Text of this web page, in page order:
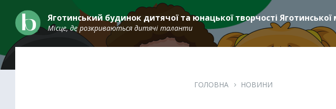
content
main
navigation
footer
Яготинський будинок дитячої та юнацької творчості Яготинської
Місце, де розкриваються дитячі таланти
ГОЛОВНА НОВИНИ